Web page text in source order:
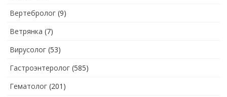
Вертебролог (9)
Ветрянка (7)
Вирусолог (53)
Гастроэнтеролог (585)
Гематолог (201)